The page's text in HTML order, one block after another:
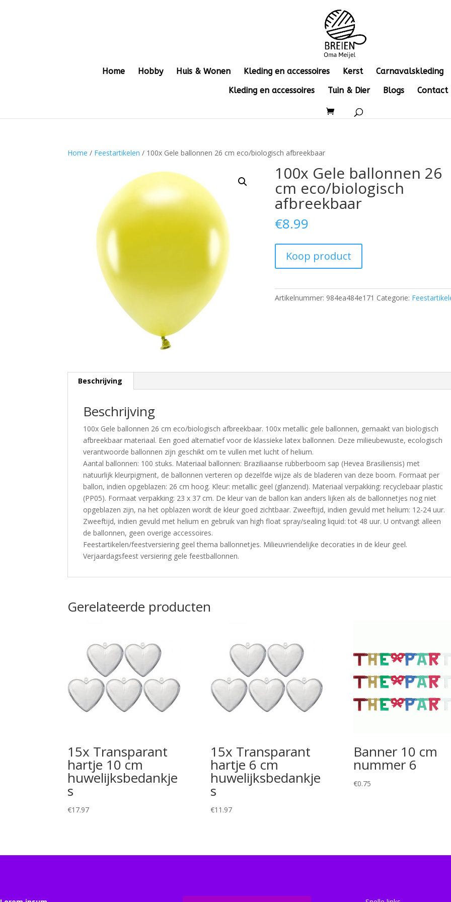
Home Hobby Huis & Wonen Kleding en accessoires Kerst
Carnavalskleding
Kleding en accessoires
Tuin & Dier Blogs Contact
Home / Feestartikelen / 100x Gele ballonnen 26 cm eco/biologisch afbreekbaar
100x Gele ballonnen 26
cm eco/biologisch
afbreekbaar
€8.99
Koop product
Artikelnummer: 984ea484e171 Categorie:
Beschrijving
Beschrijving
100x Gele ballonnen 26 cm eco/biologisch afbreekbaar. 100x metallic gele ballonnen, gemaakt van biologisch
afbreekbaar materiaal. Een goed alternatief voor de klassieke latex ballonnen. Deze milieubewuste, ecologisch
verantwoorde ballonnen zijn geschikt om te vullen met lucht of helium.
Aantal ballonnen: 100 stuks. Materiaal ballonnen: Braziliaanse rubberboom sap (Hevea Brasiliensis) met
natuurlijk kleurpigment, de ballonnen verteren op dezelfde wijze als de bladeren van deze boom. Formaat per
ballon, indien opgeblazen: 26 cm hoog. Kleur: metallic geel (glanzend). Materiaal verpakking: recyclebaar plastic
(PP05). Formaat verpakking: 23 x 37 cm. De kleur van de ballon kan anders lijken als de ballonnetjes nog niet
opgeblazen zijn, na het opblazen wordt de kleur goed zichtbaar. Zweeftijd, indien gevuld met helium: 12-24 uur.
Zweeftijd, indien gevuld met helium en gebruik van high float spray/sealing liquid: tot 48 uur. U ontvangt alleen
de ballonnen, geen overige accessoires.
Feestartikelen/feestversiering geel thema ballonnetjes. Milieuvriendelijke decoraties in de kleur geel.
Verjaardagsfeest versiering gele feestballonnen.
Gerelateerde producten
15x Transparant
hartje 10 cm
huwelijksbedankje
s
€17.97
15x Transparant
hartje 6 cm
huwelijksbedankje
s
€11.97
Banner 10 cm
nummer 6
€0.75